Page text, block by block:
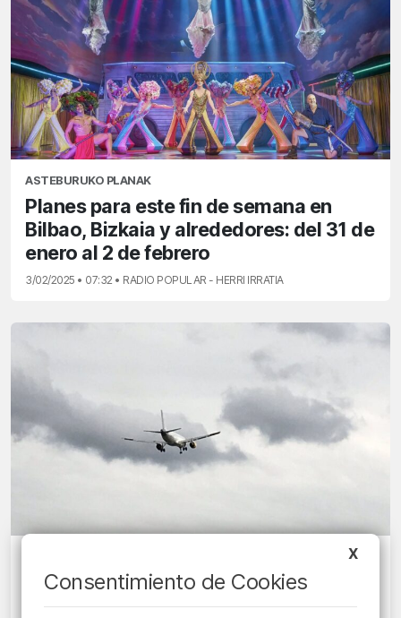
ASTEBURUKO PLANAK
Planes para este fin de semana en
Bilbao, Bizkaia y alrededores: del 31 de
enero al 2 de febrero
3/02/2025 • 07:32 • RADIO POPULAR - HERRI IRRATIA
El fuerte viento obliga a desviar tres
vuelos que iban a aterrizar en Bilbao
X
Consentimiento de Cookies